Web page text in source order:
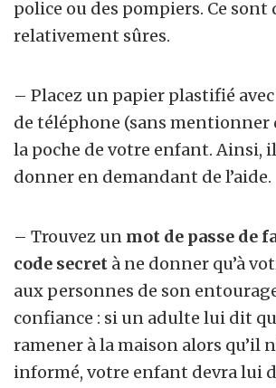
police ou des pompiers. Ce sont
relativement sûres.
– Placez un papier plastifié
de téléphone (sans mentionner
la poche de votre enfant. Ainsi,
donner en demandant de l’aide.
– Trouvez un mot de passe de
code secret à ne donner qu’à
aux personnes de son
confiance : si un adulte lui dit
ramener à la maison alors qu’il
informé, votre enfant devra lui